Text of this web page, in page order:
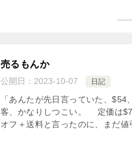
売るもんか
公開日： 2023-10-07 日記
「あんたが先日言っていた、
客、かなりしつこい。 定価は
オフ＋送料と言ったのに、まだ